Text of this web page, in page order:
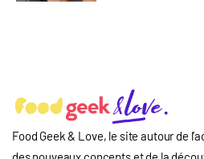
Food Geek & Love, le site autour de